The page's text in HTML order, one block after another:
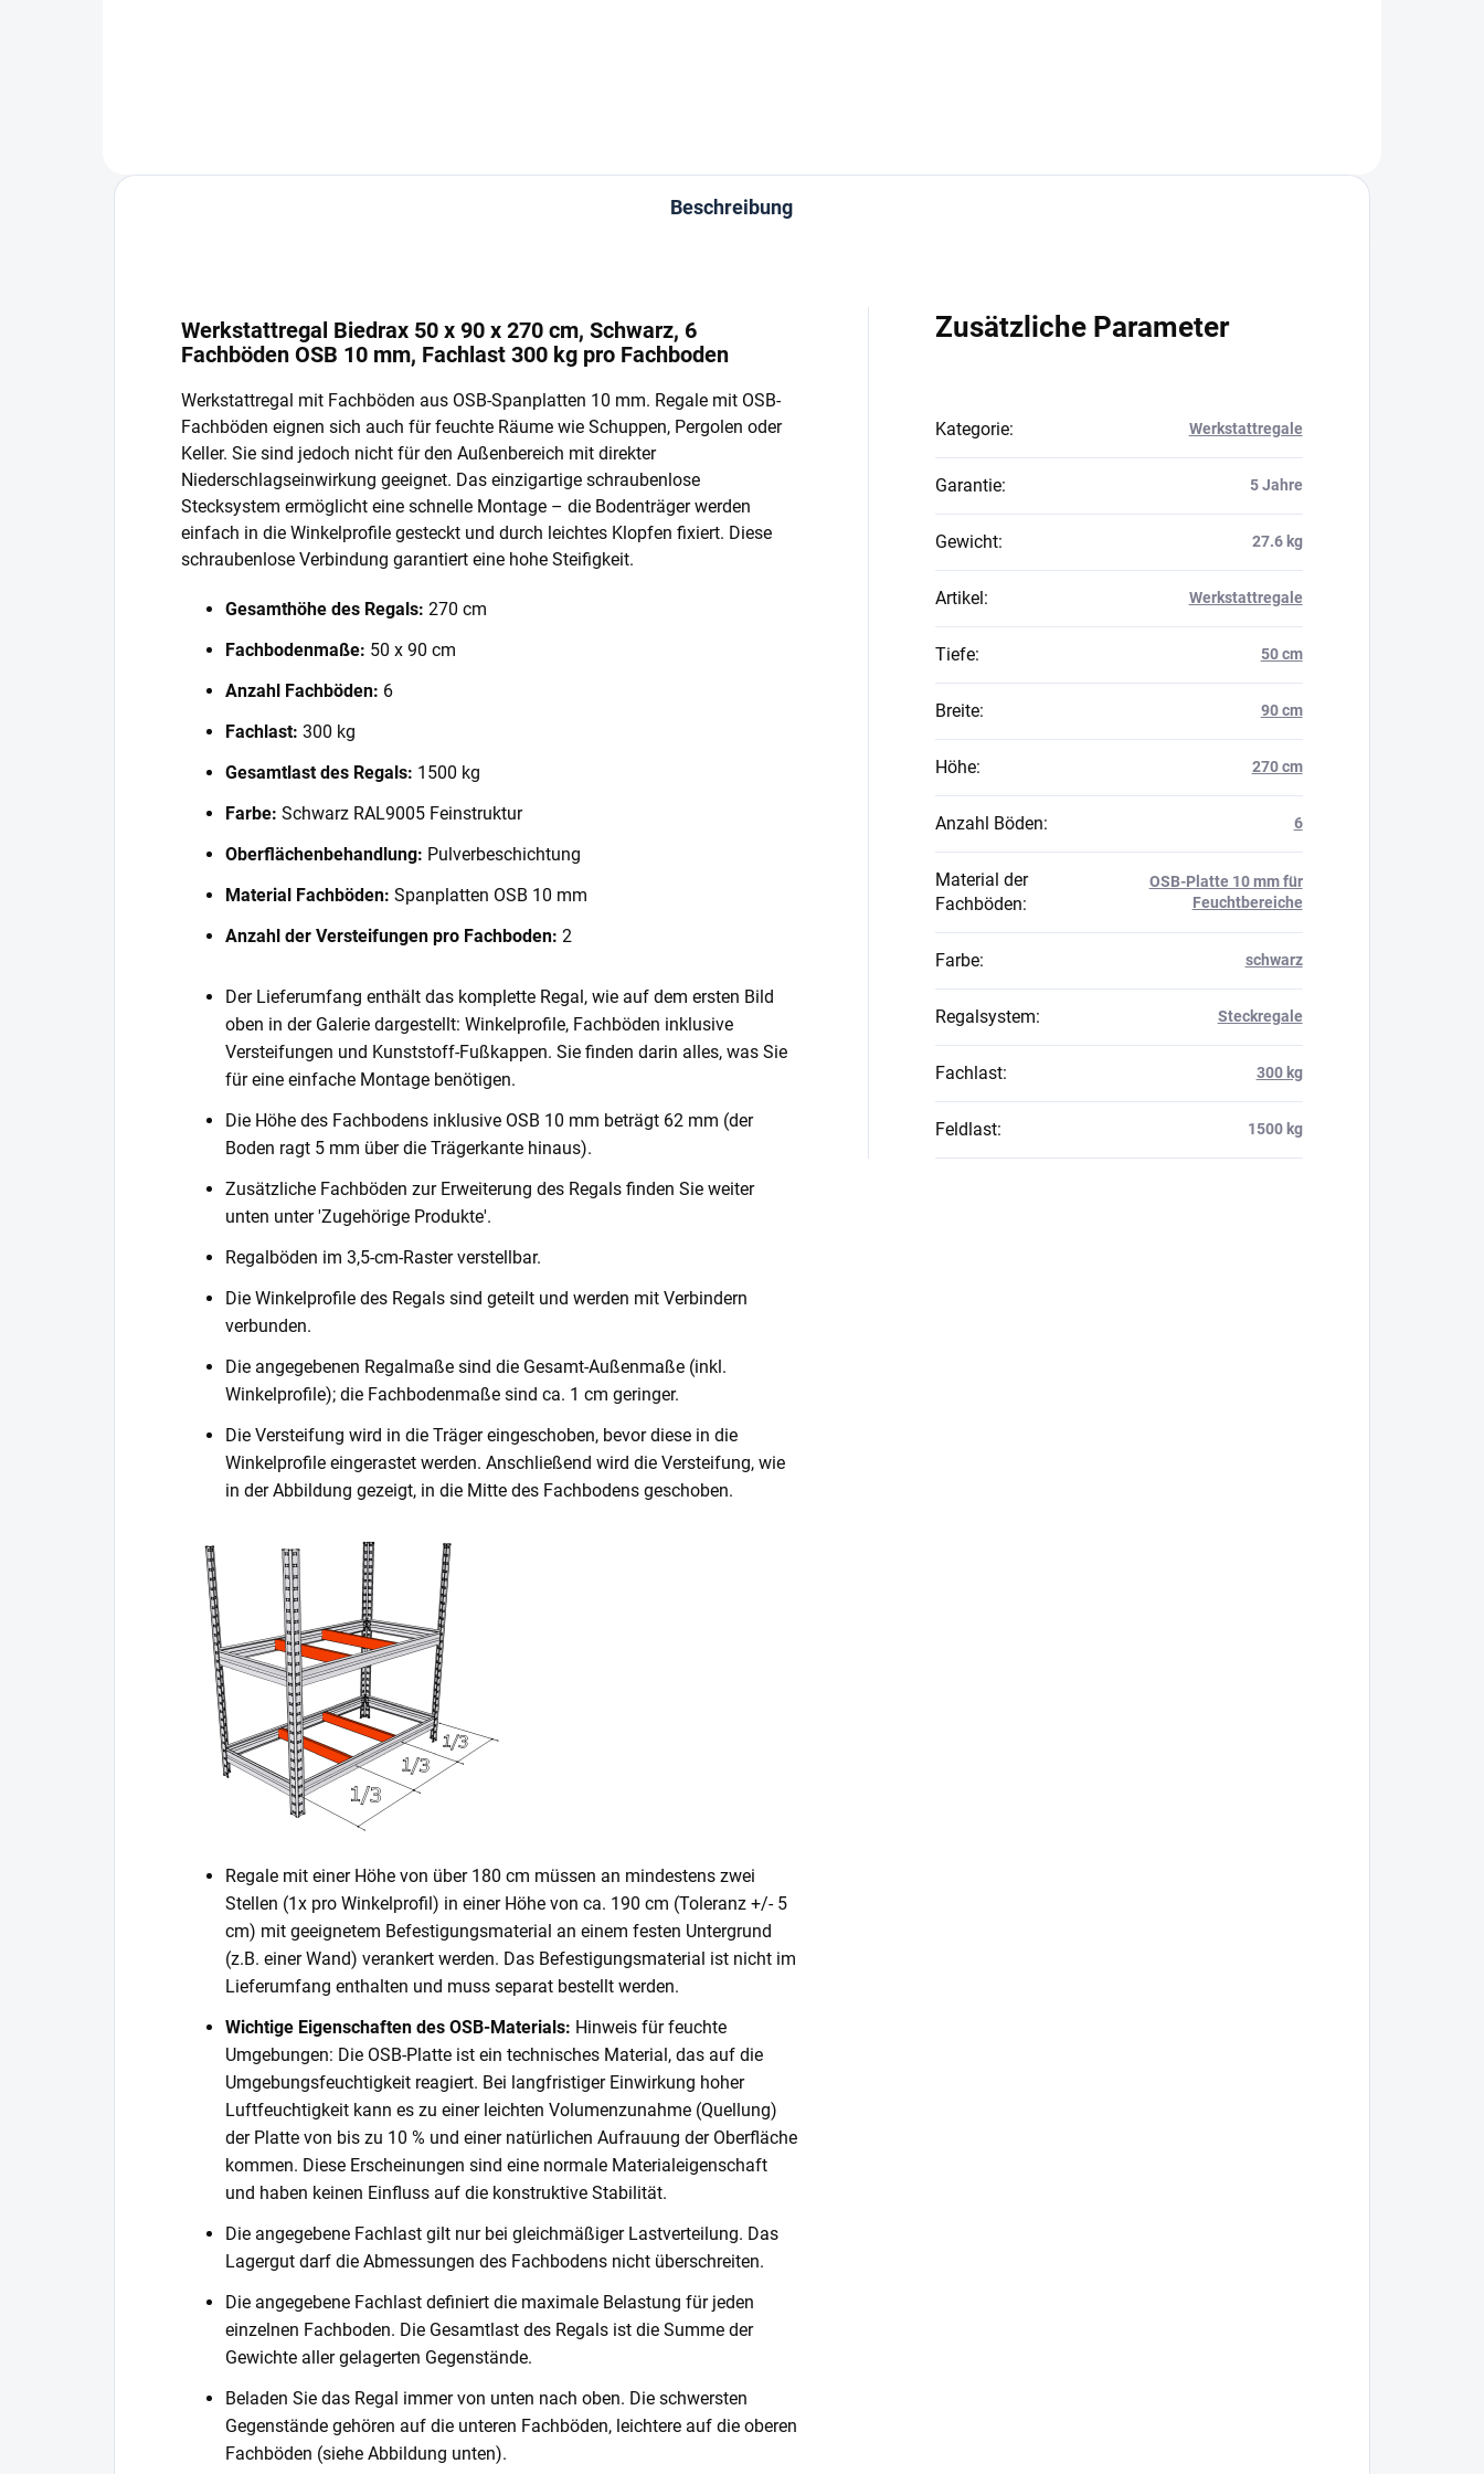
Beschreibung
Werkstattregal Biedrax 50 x 90 x 270 cm, Schwarz, 6
Fachböden OSB 10 mm, Fachlast 300 kg pro Fachboden
Werkstattregal mit Fachböden aus OSB-Spanplatten 10 mm. Regale mit OSB-
Fachböden eignen sich auch für feuchte Räume wie Schuppen, Pergolen oder
Keller. Sie sind jedoch nicht für den Außenbereich mit direkter
Niederschlagseinwirkung geeignet. Das einzigartige schraubenlose
Stecksystem ermöglicht eine schnelle Montage – die Bodenträger werden
einfach in die Winkelprofile gesteckt und durch leichtes Klopfen fixiert. Diese
schraubenlose Verbindung garantiert eine hohe Steifigkeit.
Gesamthöhe des Regals: 270 cm
Fachbodenmaße: 50 x 90 cm
Anzahl Fachböden: 6
Fachlast: 300 kg
Gesamtlast des Regals: 1500 kg
Farbe: Schwarz RAL9005 Feinstruktur
Oberflächenbehandlung: Pulverbeschichtung
Material Fachböden: Spanplatten OSB 10 mm
Anzahl der Versteifungen pro Fachboden: 2
Der Lieferumfang enthält das komplette Regal, wie auf dem ersten Bild
oben in der Galerie dargestellt: Winkelprofile, Fachböden inklusive
Versteifungen und Kunststoff-Fußkappen. Sie finden darin alles, was Sie
für eine einfache Montage benötigen.
Die Höhe des Fachbodens inklusive OSB 10 mm beträgt 62 mm (der
Boden ragt 5 mm über die Trägerkante hinaus).
Zusätzliche Fachböden zur Erweiterung des Regals finden Sie weiter
unten unter 'Zugehörige Produkte'.
Regalböden im 3,5-cm-Raster verstellbar.
Die Winkelprofile des Regals sind geteilt und werden mit Verbindern
verbunden.
Die angegebenen Regalmaße sind die Gesamt-Außenmaße (inkl.
Winkelprofile); die Fachbodenmaße sind ca. 1 cm geringer.
Die Versteifung wird in die Träger eingeschoben, bevor diese in die
Winkelprofile eingerastet werden. Anschließend wird die Versteifung, wie
in der Abbildung gezeigt, in die Mitte des Fachbodens geschoben.
Regale mit einer Höhe von über 180 cm müssen an mindestens zwei
Stellen (1x pro Winkelprofil) in einer Höhe von ca. 190 cm (Toleranz +/- 5
cm) mit geeignetem Befestigungsmaterial an einem festen Untergrund
(z.B. einer Wand) verankert werden. Das Befestigungsmaterial ist nicht im
Lieferumfang enthalten und muss separat bestellt werden.
Wichtige Eigenschaften des OSB-Materials: Hinweis für feuchte
Umgebungen: Die OSB-Platte ist ein technisches Material, das auf die
Umgebungsfeuchtigkeit reagiert. Bei langfristiger Einwirkung hoher
Luftfeuchtigkeit kann es zu einer leichten Volumenzunahme (Quellung)
der Platte von bis zu 10 % und einer natürlichen Aufrauung der Oberfläche
kommen. Diese Erscheinungen sind eine normale Materialeigenschaft
und haben keinen Einfluss auf die konstruktive Stabilität.
Die angegebene Fachlast gilt nur bei gleichmäßiger Lastverteilung. Das
Lagergut darf die Abmessungen des Fachbodens nicht überschreiten.
Die angegebene Fachlast definiert die maximale Belastung für jeden
einzelnen Fachboden. Die Gesamtlast des Regals ist die Summe der
Gewichte aller gelagerten Gegenstände.
Beladen Sie das Regal immer von unten nach oben. Die schwersten
Gegenstände gehören auf die unteren Fachböden, leichtere auf die oberen
Fachböden (siehe Abbildung unten).
Zusätzliche Parameter
Kategorie: Werkstattregale
Garantie: 5 Jahre
Gewicht: 27.6 kg
Artikel: Werkstattregale
Tiefe: 50 cm
Breite: 90 cm
Höhe: 270 cm
Anzahl Böden: 6
Material der
Fachböden:
OSB-Platte 10 mm für
Feuchtbereiche
Farbe: schwarz
Regalsystem: Steckregale
Fachlast: 300 kg
Feldlast: 1500 kg